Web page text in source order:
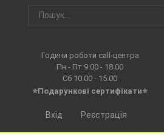
Години роботи call-центра
Пн - Пт 9.00 - 18.00
Сб 10.00 - 15.00
⭐Подарункові сертифікати⭐
Вхід Реєстрація